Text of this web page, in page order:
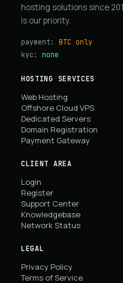
hosting solutions since
is our priority.
payment: BTC only
kyc: none
HOSTING SERVICES
Web Hosting
Offshore Cloud VPS
Dedicated Servers
Domain Registration
Payment Gateway
CLIENT AREA
Login
Register
Support Center
Knowledgebase
Network Status
LEGAL
Privacy Policy
Terms of Service